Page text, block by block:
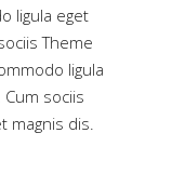
ligula eget
Theme
ligula
sociis
magnis dis.